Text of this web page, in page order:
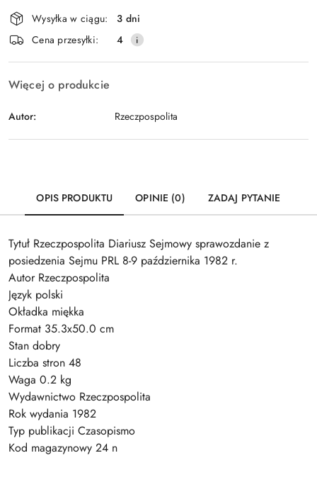
Wyślij
Dostępność
i
dostawa
Wysyłka w ciągu:
3 dni
Cena przesyłki:
4
Więcej o produkcie
Autor: Rzeczpospolita
OPIS PRODUKTU OPINIE (0) ZADAJ PYTANIE
Tytuł Rzeczpospolita Diariusz Sejmowy sprawozdanie z
posiedzenia Sejmu PRL 8-9 października 1982 r.
Autor Rzeczpospolita
Język polski
Okładka miękka
Format 35.3x50.0 cm
Stan dobry
Liczba stron 48
Waga 0.2 kg
Wydawnictwo Rzeczpospolita
Rok wydania 1982
Typ publikacji Czasopismo
Kod magazynowy 24 n